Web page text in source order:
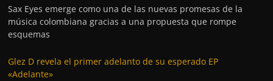
Sax Eyes emerge como una de las nuevas promesas de la
música colombiana gracias a una propuesta que rompe
esquemas
Glez D revela el primer adelanto de su esperado EP
«Adelante»